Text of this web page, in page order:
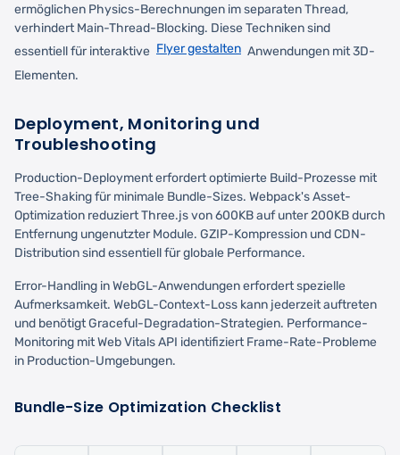
ermöglichen Physics-Berechnungen im separaten Thread,
verhindert Main-Thread-Blocking. Diese Techniken sind
essentiell für interaktive Flyer gestalten Anwendungen mit 3D-
Elementen.
Deployment, Monitoring und
Troubleshooting
Production-Deployment erfordert optimierte Build-Prozesse mit
Tree-Shaking für minimale Bundle-Sizes. Webpack's Asset-
Optimization reduziert Three.js von 600KB auf unter 200KB durch
Entfernung ungenutzter Module. GZIP-Kompression und CDN-
Distribution sind essentiell für globale Performance.
Error-Handling in WebGL-Anwendungen erfordert spezielle
Aufmerksamkeit. WebGL-Context-Loss kann jederzeit auftreten
und benötigt Graceful-Degradation-Strategien. Performance-
Monitoring mit Web Vitals API identifiziert Frame-Rate-Probleme
in Production-Umgebungen.
Bundle-Size Optimization Checklist